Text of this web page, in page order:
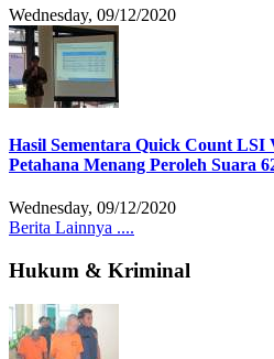
Wednesday, 09/12/2020
Hasil Sementara Quick Count LSI
Petahana Menang Peroleh Suara
Wednesday, 09/12/2020
Berita Lainnya ....
Hukum & Kriminal